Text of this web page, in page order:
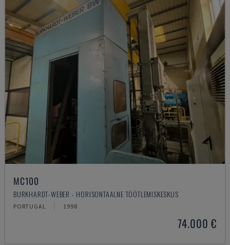
MC100
BURKHARDT-WEBER - HORISONTAALNE TÖÖTLEMISKESKUS
PORTUGAL 1998
74.000 €